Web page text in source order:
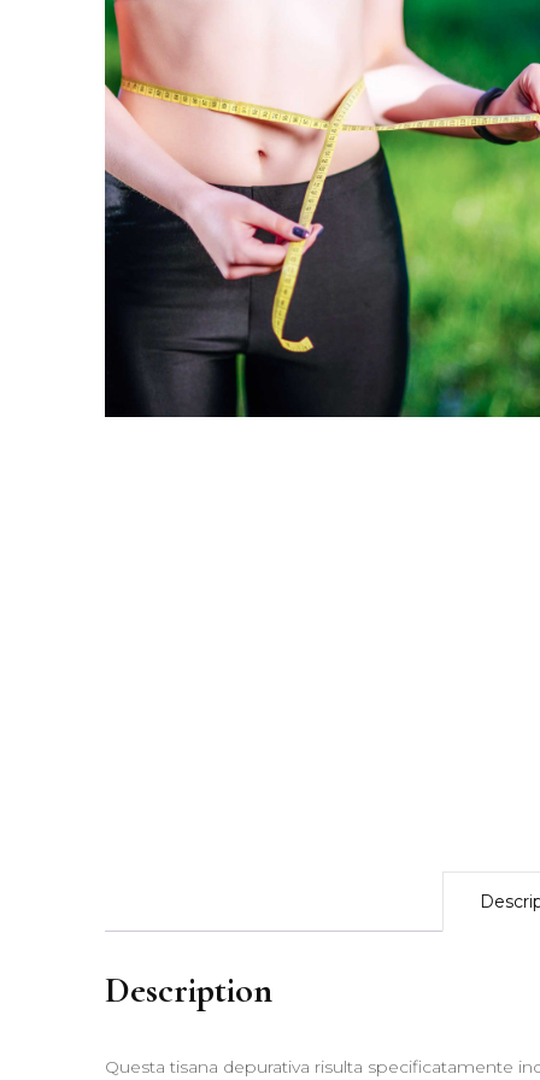
Description
Questa tisana depurativa risulta specificatamente